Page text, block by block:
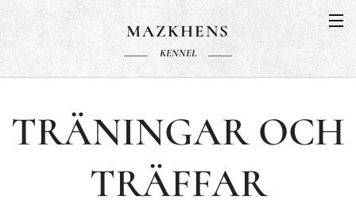
MAZKHENS
KENNEL
TRÄNINGAR OCH
TRÄFFAR